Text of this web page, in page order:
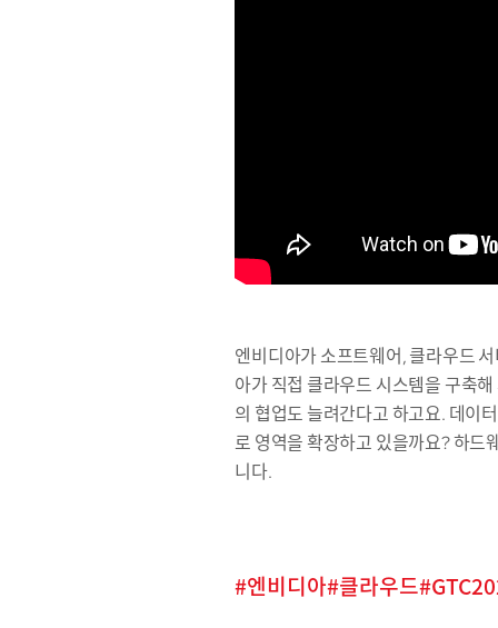
엔비디아가 소프트웨어, 클라우드
아가 직접 클라우드 시스템을 구축
의 협업도 늘려간다고 하고요. 데이
로 영역을 확장하고 있을까요? 하드
니다.
엔비디아 클라우드